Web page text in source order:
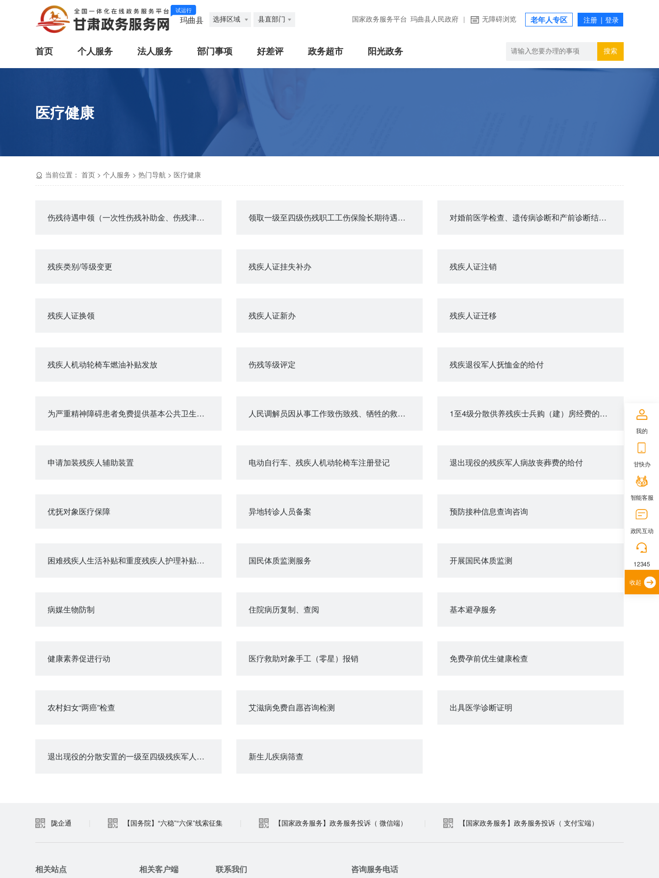
试运行
玛曲县 选择区域 县直部门 国家政务服务平台 玛曲县人民政府 无障碍浏览 老年人专区
首页 个人服务 法人服务 部门事项 好差评 政务超市 阳光政务 搜索
医疗健康
当前位置： 首页 > 个人服务 > 热门导航 > 医疗健康
伤残待遇申领（一次性伤残补助金、伤残津贴和生活护理费） 领取一级至四级伤残职工工伤保险长期待遇资格认证 对婚前医学检查、遗传病诊断和产前诊断结果有异议的医学技术鉴定
残疾类别/等级变更 残疾人证挂失补办 残疾人证注销
残疾人证换领 残疾人证新办 残疾人证迁移
残疾人机动轮椅车燃油补贴发放 伤残等级评定 残疾退役军人抚恤金的给付
为严重精神障碍患者免费提供基本公共卫生服务 人民调解员因从事工作致伤致残、牺牲的救助、抚恤 1至4级分散供养残疾士兵购（建）房经费的给付
申请加装残疾人辅助装置 电动自行车、残疾人机动轮椅车注册登记 退出现役的残疾军人病故丧葬费的给付
优抚对象医疗保障 异地转诊人员备案 预防接种信息查询咨询
困难残疾人生活补贴和重度残疾人护理补贴政策咨询 国民体质监测服务 开展国民体质监测
病媒生物防制 住院病历复制、查阅 基本避孕服务
健康素养促进行动 医疗救助对象手工（零星）报销 免费孕前优生健康检查
农村妇女“两癌”检查 艾滋病免费自愿咨询检测 出具医学诊断证明
退出现役的分散安置的一级至四级残疾军人护理费的给付 新生儿疾病筛查
陇企通 【国务院】“六稳”“六保”线索征集 【国家政务服务】政务服务投诉（ 微信端） 【国家政务服务】政务服务投诉（ 支付宝端）
相关站点 相关客户端 联系我们 咨询服务电话
我的
甘快办
智能客服
政民互动
12345
收起